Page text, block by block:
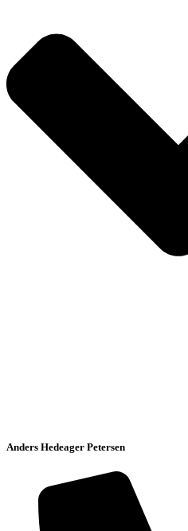
Anders Hedeager Petersen